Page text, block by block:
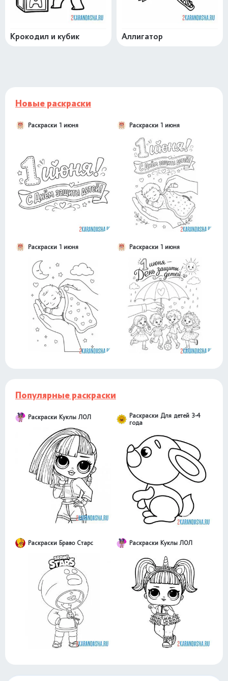
Крокодил и кубик Аллигатор
Новые раскраски
Раскраски 1 июня Раскраски 1 июня
Раскраски 1 июня Раскраски 1 июня
Популярные раскраски
Раскраски Куклы ЛОЛ
Раскраски Для детей 3-4
года
Раскраски Браво Старс Раскраски Куклы ЛОЛ